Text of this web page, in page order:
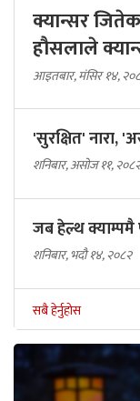
क्यान्सर
हौसलाले
आइतबार, मंसिर १४,
'सुरक्षित' नारा,
शनिबार, असोज ११, २०८२
जब हेल्थ क्याम्पमै
शनिबार, भदौ १४, २०८२
सबै हेर्नुहोस